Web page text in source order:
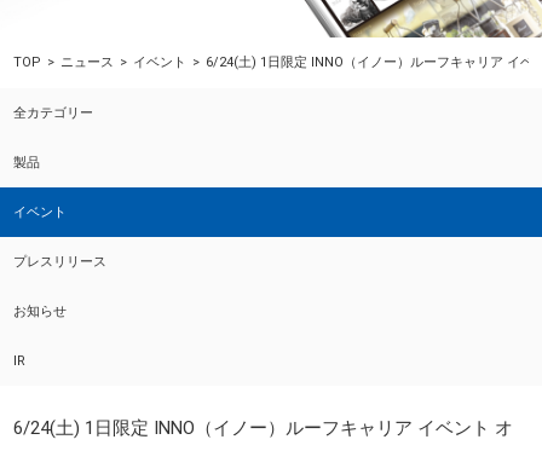
TOP ニュース イベント 6/24(土) 1日限定 INNO（イノー）ルーフキャリア イベ
全カテゴリー
製品
イベント
プレスリリース
お知らせ
IR
6/24(土) 1日限定 INNO（イノー）ルーフキャリア イベント オ